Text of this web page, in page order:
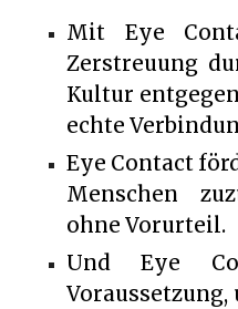
Mit Eye
Zerstreuung
Kultur
echte
Eye Contact
Menschen
ohne Vorurteil.
Und Eye